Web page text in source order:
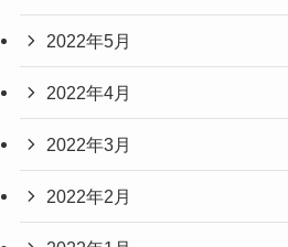
2022年5月
2022年4月
2022年3月
2022年2月